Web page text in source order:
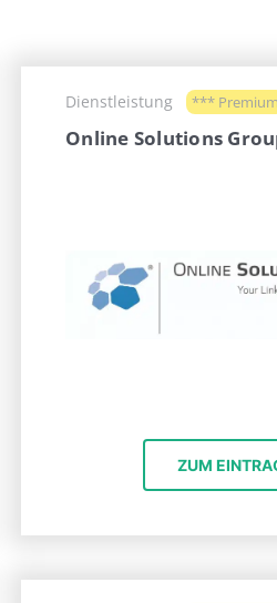
Dienstleistung *** Premium
Online Solutions
ZUM